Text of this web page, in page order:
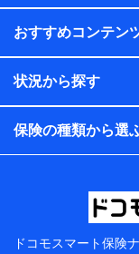
保険契約情報
当社または株
プが取得し、
して、保険契
日、性別、保
的、保険商品
のメーカーや
などの情報、
提供当事者か
電子的・電磁
【共同して利用す
おすすめコンテン
状況から探す
保険の種類から選
ドコモスマート保険